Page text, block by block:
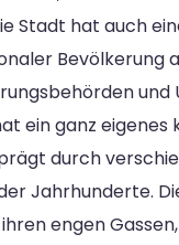
Stadt hat auch
Bevölkerung
ein ganz eigenes
durch
Jahrhunderte.
engen